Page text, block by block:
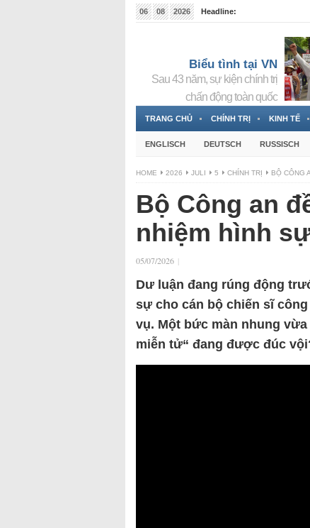
06 08 2026
Headline:
Biểu tình tại VN
Sau 43 năm, sự kiện chính trị
chấn động toàn quốc
TRANG CHỦ CHÍNH TRỊ KINH TẾ
ENGLISCH DEUTSCH RUSSISCH
HOME 2026 JULI 5 CHÍNH TRỊ BỘ CÔNG
Bộ Công an
nhiệm hình
05/07/2026 |
Dư luận đang rúng động
sự cho cán bộ chiến sĩ
vụ. Một bức màn nhung
miễn tử“ đang được đúc